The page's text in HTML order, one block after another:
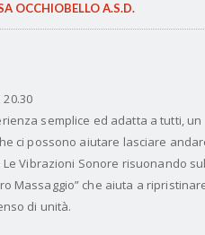
OCCHIOBELLO A.S.D.
20.30
semplice ed adatta a tutti, un
ci possono aiutare lasciare
Vibrazioni Sonore risuonando sul
Massaggio” che aiuta a
di unità.